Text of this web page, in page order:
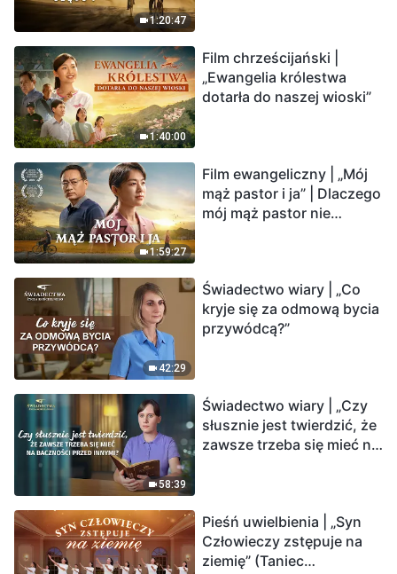
1:20:47
1:40:00
Film chrześcijański |
„Ewangelia królestwa
dotarła do naszej wioski”
1:59:27
Film ewangeliczny | „Mój
mąż pastor i ja” | Dlaczego
mój mąż pastor nie
42:29
Świadectwo wiary | „Co
kryje się za odmową bycia
przywódcą?”
58:39
Świadectwo wiary | „Czy
słusznie jest twierdzić, że
zawsze trzeba się mieć na
Pieśń uwielbienia | „Syn
Człowieczy zstępuje na
ziemię” (Taniec